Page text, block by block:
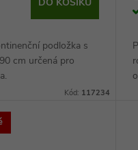
podložka s
cm určená pro
Kód: 117234